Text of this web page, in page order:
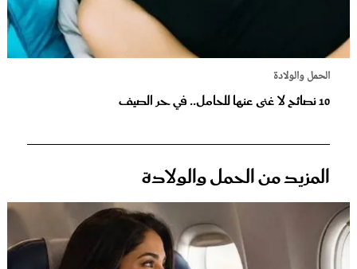
الحمل والولادة
10 نصائح لا غنى عنها للحامل.. في حر الصيف
المزيد من الحمل والولادة